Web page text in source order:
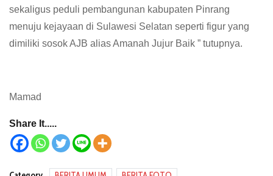
sekaligus peduli pembangunan kabupaten Pinrang
menuju kejayaan di Sulawesi Selatan seperti figur yang
dimiliki sosok AJB alias Amanah Jujur Baik ” tutupnya.
Mamad
Share It.....